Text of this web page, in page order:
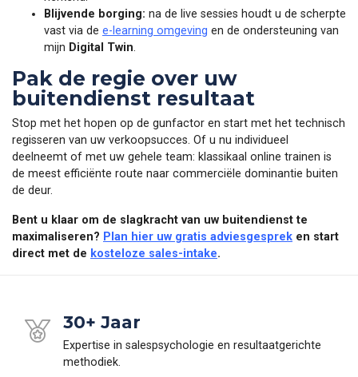
Blijvende borging: na de live sessies houdt u de scherpte
vast via de e-learning omgeving en de ondersteuning van
mijn Digital Twin.
Pak de regie over uw
buitendienst resultaat
Stop met het hopen op de gunfactor en start met het technisch
regisseren van uw verkoopsucces. Of u nu individueel
deelneemt of met uw gehele team: klassikaal online trainen is
de meest efficiënte route naar commerciële dominantie buiten
de deur.
Bent u klaar om de slagkracht van uw buitendienst te
maximaliseren? Plan hier uw gratis adviesgesprek en start
direct met de kosteloze sales-intake.
30+ Jaar
Expertise in salespsychologie en resultaatgerichte
methodiek.